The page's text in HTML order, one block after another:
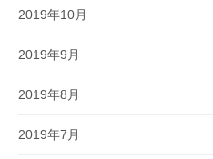
2019年10月
2019年9月
2019年8月
2019年7月